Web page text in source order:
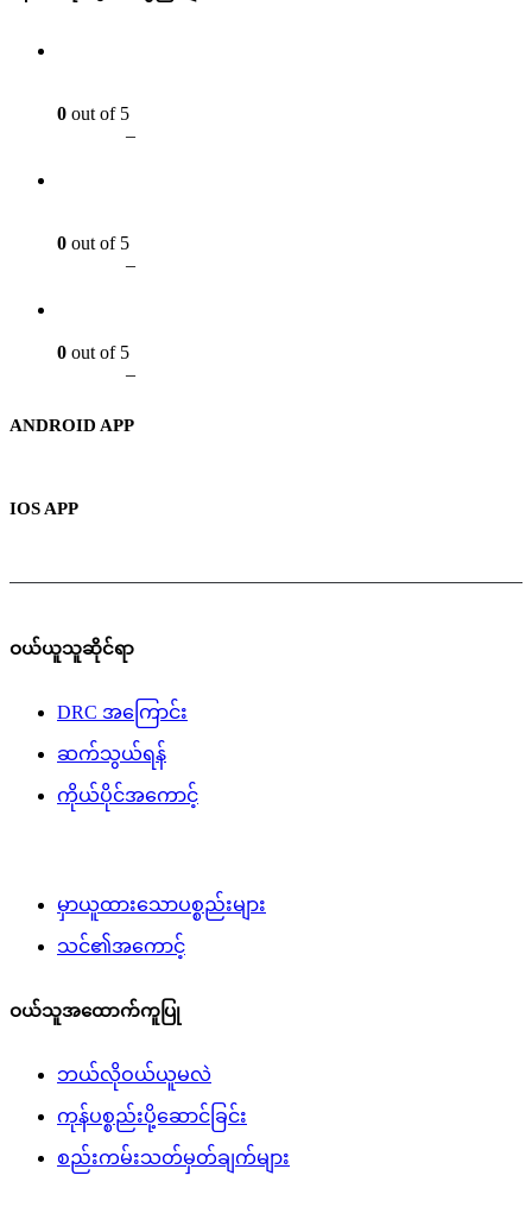
0 out of 5
–
0 out of 5
–
0 out of 5
–
ANDROID APP
IOS APP
ဝယ်ယူသူဆိုင်ရာ
DRC အကြောင်း
ဆက်သွယ်ရန်
ကိုယ်ပိုင်အကောင့်
မှာယူထားသောပစ္စည်းများ
သင်၏အကောင့်
ဝယ်သူအထောက်ကူပြု
ဘယ်လိုဝယ်ယူမလဲ
ကုန်ပစ္စည်းပို့ဆောင်ခြင်း
စည်းကမ်းသတ်မှတ်ချက်များ